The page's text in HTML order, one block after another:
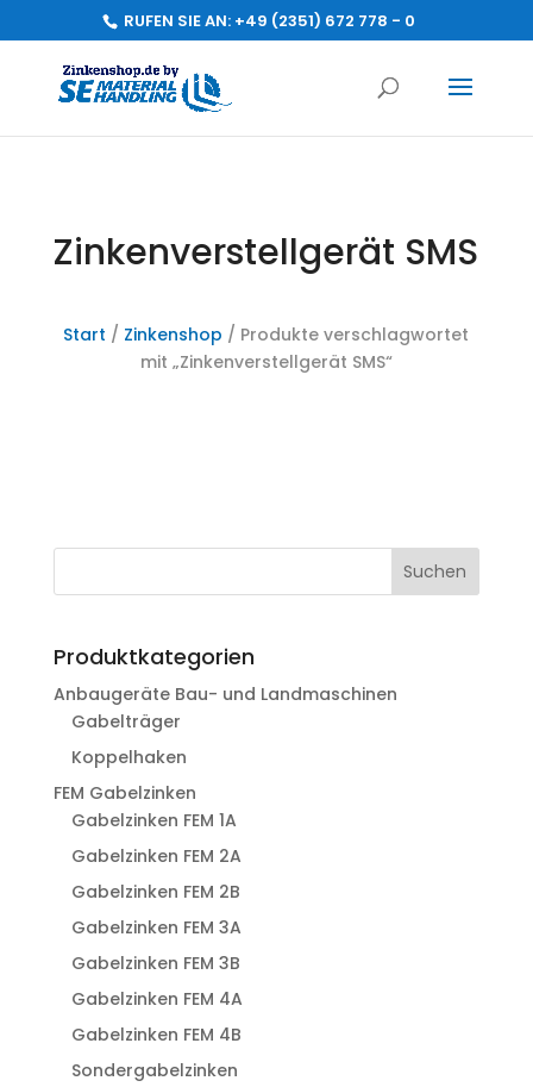
RUFEN SIE AN: +49 (2351) 672 778 - 0
Zinkenverstellgerät SMS
Start / Zinkenshop / Produkte verschlagwortet
mit „Zinkenverstellgerät SMS“
Suchen
Produktkategorien
Anbaugeräte Bau- und Landmaschinen
Gabelträger
Koppelhaken
FEM Gabelzinken
Gabelzinken FEM 1A
Gabelzinken FEM 2A
Gabelzinken FEM 2B
Gabelzinken FEM 3A
Gabelzinken FEM 3B
Gabelzinken FEM 4A
Gabelzinken FEM 4B
Sondergabelzinken